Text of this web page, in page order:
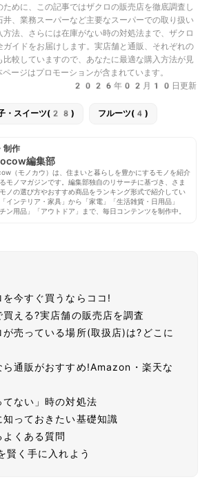
めに、この記事ではザクロの販売店を徹底調査し
井、業務スーパーなど主要なスーパーでの取り扱い
法、さらには在庫がない時の対処法まで、ザクロ
ガイドをお届けします。実店舗と通販、それぞれの
比較していますので、あなたに最適な購入方法が見
ージはプロモーションが含まれています。
2026年02月10日更新
・スイーツ(28) フルーツ(4)
制作
編集部
（モノカウ）は、住まいと暮らしを豊かにするモノを紹介
モノマガジンです。編集部独自のリサーチに基づき、さま
ノの選び方やおすすめ商品をランキング形式で紹介してい
インテリア・家具」から「家電」「生活雑貨・日用品」
チン用品」「アウトドア」まで、毎日コンテンツを制作中。
を今すぐ買うならココ!
える?実店舗の販売店を調査
が売っている場所(取扱店)は?どこに
ら通販がおすすめ!Amazon・楽天な
ない」時の対処法
っておきたい基礎知識
くある質問
賢く手に入れよう